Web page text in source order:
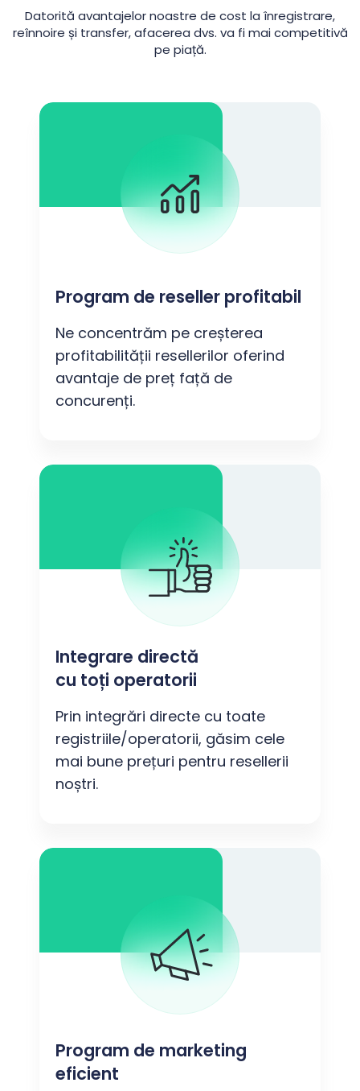
Datorită avantajelor noastre de cost la înregistrare,
reînnoire și transfer, afacerea dvs. va fi mai competitivă
pe piață.
Program de reseller profitabil
Ne concentrăm pe creșterea
profitabilității resellerilor oferind
avantaje de preț față de
concurenți.
Integrare directă
cu toți operatorii
Prin integrări directe cu toate
registriile/operatorii, găsim cele
mai bune prețuri pentru resellerii
noștri.
Program de marketing
eficient